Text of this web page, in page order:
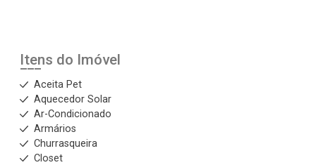
Itens do Imóvel
Aceita Pet
Aquecedor Solar
Ar-Condicionado
Armários
Churrasqueira
Closet